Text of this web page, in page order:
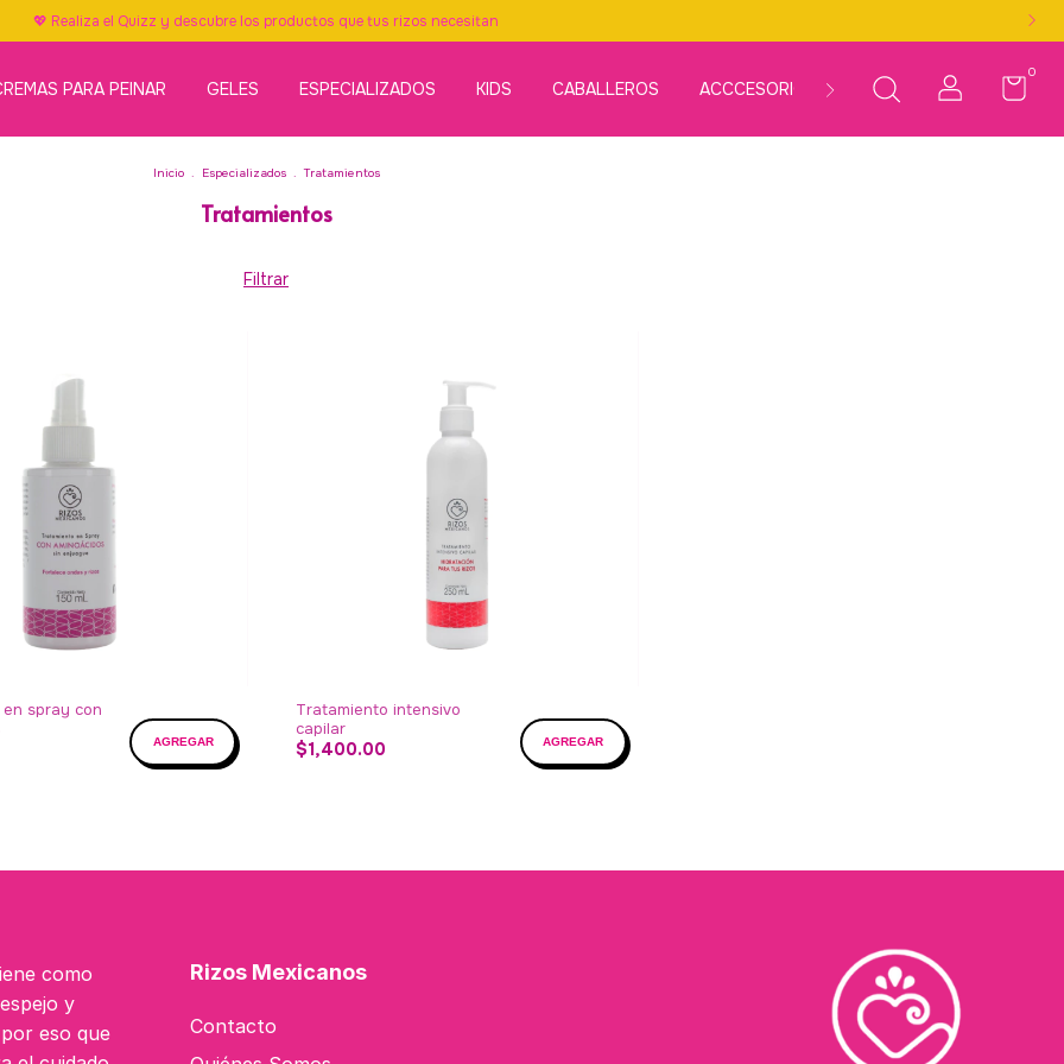
💖 Realiza el Quizz y descubre los productos que tus rizos necesitan
PARA PEINAR GELES ESPECIALIZADOS KIDS CABALLEROS ACCCESORIOS LÍNEAS KITS
0
Inicio . Especializados . Tratamientos
Tratamientos
Filtrar
spray con
Tratamiento intensivo
capilar
$1,400.00
como
y
eso que
Rizos Mexicanos
Contacto